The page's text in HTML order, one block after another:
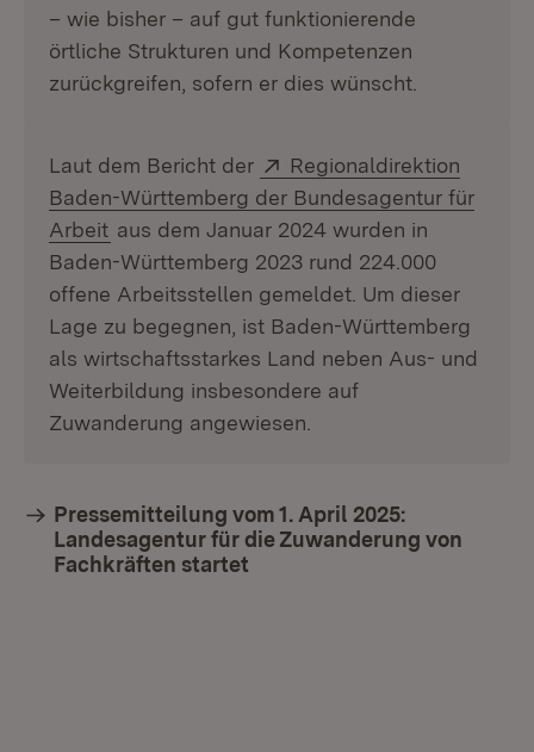
– wie bisher – auf gut funktionierende
örtliche Strukturen und Kompetenzen
zurückgreifen, sofern er dies wünscht.
Laut dem Bericht der Extern:
Regionaldirektion
Baden-Württemberg der Bundesagentur für
Arbeit (Öffnet in neuem Fenster)
aus dem Januar 2024 wurden in
Baden-Württemberg 2023 rund 224.000
offene Arbeitsstellen gemeldet. Um dieser
Lage zu begegnen, ist Baden-Württemberg
als wirtschaftsstarkes Land neben Aus- und
Weiterbildung insbesondere auf
Zuwanderung angewiesen.
Pressemitteilung vom 1. April 2025:
Landesagentur für die Zuwanderung von
Fachkräften startet